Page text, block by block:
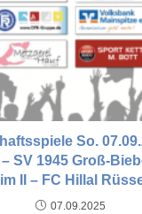
So.
SV 1945 Groß-
II – FC Hillal
07.09.2025